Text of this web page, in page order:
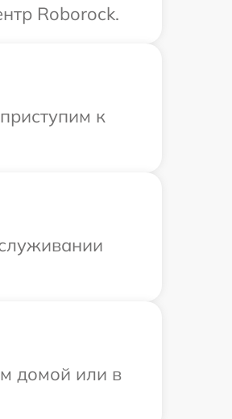
Roborock.
к
домой или в